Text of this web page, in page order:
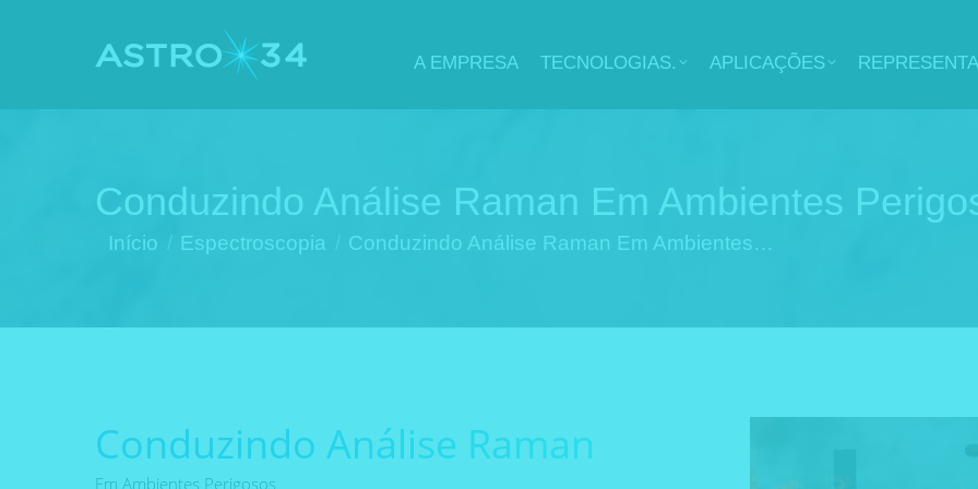
A EMPRESA TECNOLOGIAS. APLICAÇÕES
Conduzindo Análise Raman Em Ambientes
Você está aqui:
Início Espectroscopia Conduzindo Análise Raman Em Ambientes…
Conduzindo Análise Raman
Em Ambientes Perigosos